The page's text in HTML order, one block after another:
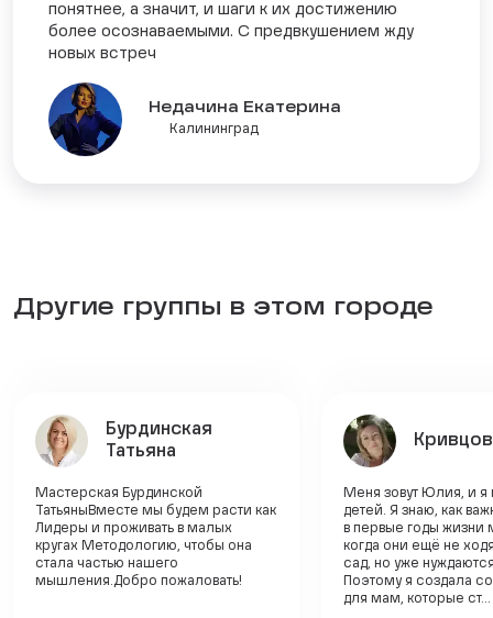
понятнее, а значит, и шаги к их достижению
более осознаваемыми. С предвкушением жду
новых встреч
Недачина Екатерина
Калининград
Другие группы в этом городе
Бурдинская
Татьяна
Мастерская Бурдинской
ТатьяныВместе мы будем расти как
Лидеры и проживать в малых
кругах Методологию, чтобы она
стала частью нашего
мышления.Добро пожаловать!
Меня зовут Юлия, и я
детей. Я знаю, как
в первые годы
когда они ещё не
сад, но уже
Поэтому я создала
для мам, которые ст...